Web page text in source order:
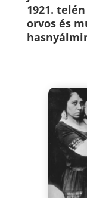
1921.
orvos és